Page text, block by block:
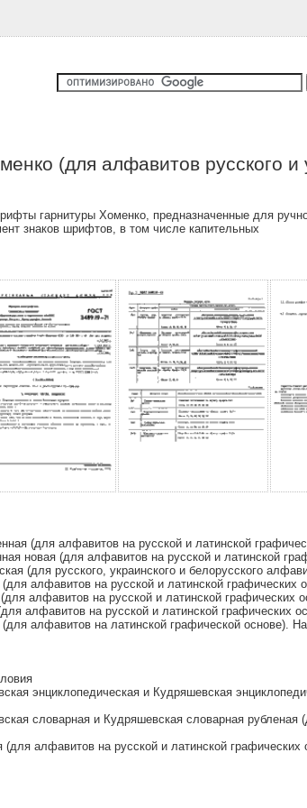
(для алфавитов русского и
гарнитуры Хоменко, предназначенные для
знаков шрифтов, в том числе капительных
(для алфавитов на русской и латинской
новая (для алфавитов на русской и латинской
(для русского, украинского и белорусского
алфавитов на русской и латинской
алфавитов на русской и латинской
алфавитов на русской и латинской графических
алфавитов на латинской графической основе).
энциклопедическая и Кудряшевская
словарная и Кудряшевская словарная рубленая
алфавитов на русской и латинской